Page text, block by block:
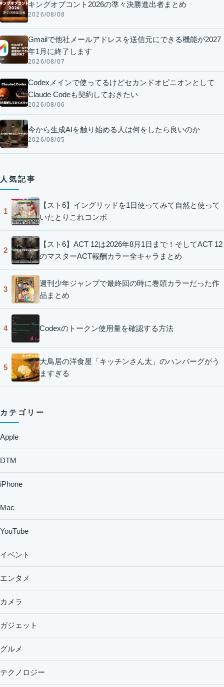
キングオブコント2026の準々決勝進出者まとめ
2026/08/08
Gmailで他社メールアドレスを送信元にできる機能が2027
年1月に終了します
2026/08/07
Codexメインで使ってるけどセカンドオピニオンとして
Claude Codeも契約しておきたい
2026/08/06
今から生成AIを触り始める人は何をしたら良いのか
2026/08/05
人気記事
1
【スト6】イングリッドを1日使ってみて自然と使って
いたとりこれコンボ
2
【スト6】ACT 12は2026年8月1日まで！そしてACT 12
のマスターACT報酬カラー全キャラまとめ
3
週刊少年ジャンプで最終回の時に巻頭カラーだった作
品まとめ
4 Codexのトークン使用量を確認する方法
5
大鳥居の洋食屋「キッチンさん太」のハンバーグがう
ますぎる
カテゴリー
Apple
DTM
iPhone
Mac
YouTube
イベント
エンタメ
カメラ
ガジェット
グルメ
テクノロジー